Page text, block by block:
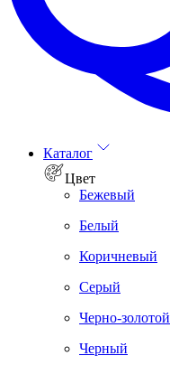
Каталог
Цвет
Бежевый
Белый
Коричневый
Серый
Черно-золотой
Черный